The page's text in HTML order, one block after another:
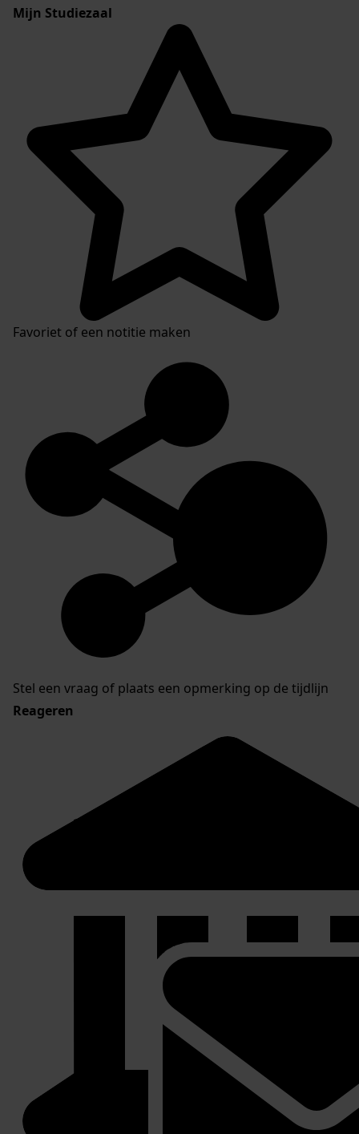
Mijn Studiezaal
Favoriet of een notitie maken
Stel een vraag of plaats een opmerking op de tijdlijn
Reageren